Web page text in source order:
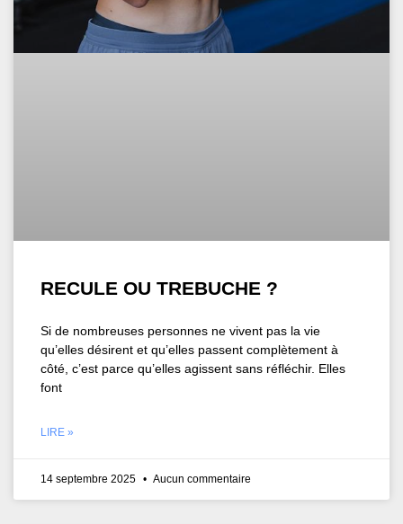
RECULE OU TREBUCHE ?
Si de nombreuses personnes ne vivent pas la vie
qu’elles désirent et qu’elles passent complètement à
côté, c’est parce qu’elles agissent sans réfléchir. Elles
font
LIRE »
14 septembre 2025 Aucun commentaire